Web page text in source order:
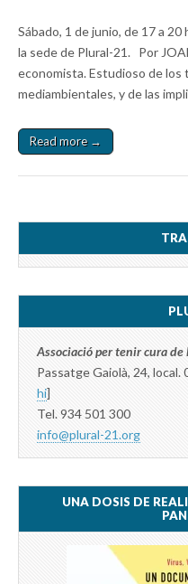
Sábado, 1 de junio, de 17 a
la sede de Plural-21. Por
economista. Estudioso de los
mediambientales, y de las
Read more →
Associació per tenir cura
Passatge Gaiolà, 24, local.
hi]
Tel. 934 501 300
info@plural-21.org
UNA DOSIS DE